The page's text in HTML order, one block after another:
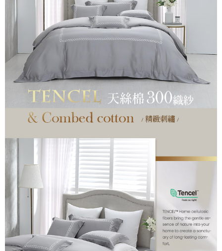
１．透過由恩沛科技股份有限公司提供之「AFTEE先享後付」服務完成之交
易，需依本服務之必要範圍內提供個人資料，並將交易相關給付款項請求債
權轉讓予恩沛科技股份有限公司。
２．關於個人資料處理事宜，請瀏覽以下網址：
https://aftee.tw/terms/#terms3
３．未成年的使用者請事先徵得法定代理人或監護人之同意方可使用
「AFTEE先享後付」，若未經同意申辦者引起之損失，本公司不負相關責
任。
４．使用「AFTEE先享後付」時，將依據個別帳號之用戶狀況，依本公司即
時審查核予不同之上限額度；若仍有額度不足之情形，本公司將視審查結果
請求用戶進行身份認證。
５．嚴禁一人註冊多個帳號或使用他人資訊註冊。若發現惡意使用之情形，
恩沛科技股份有限公司將有權停止該用戶之使用額度並採取法律行動。
每筆NT$100，滿NT$499(含以上)免運費
離島宅配
每筆NT$100，滿NT$499(含以上)免運費